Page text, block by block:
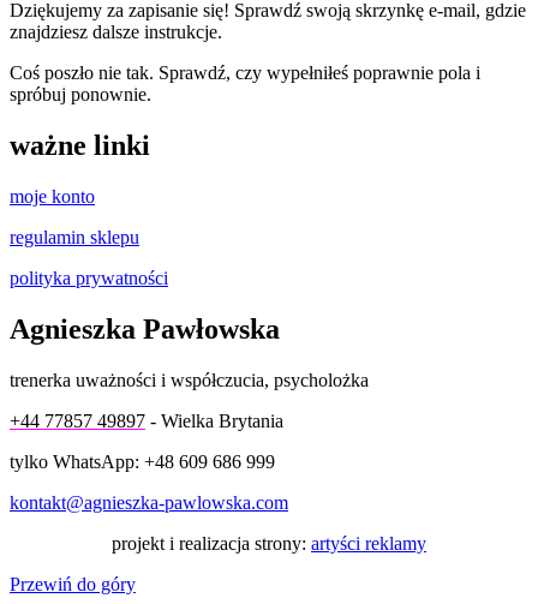
Dziękujemy za zapisanie się! Sprawdź swoją skrzynkę e-mail, gdzie
znajdziesz dalsze instrukcje.
Coś poszło nie tak. Sprawdź, czy wypełniłeś poprawnie pola i
spróbuj ponownie.
ważne linki
moje konto
regulamin sklepu
polityka prywatności
Agnieszka Pawłowska
trenerka uważności i współczucia, psycholożka
+44 77857 49897 - Wielka Brytania
tylko WhatsApp: +48 609 686 999
kontakt@agnieszka-pawlowska.com
projekt i realizacja strony: artyści reklamy
Przewiń do góry